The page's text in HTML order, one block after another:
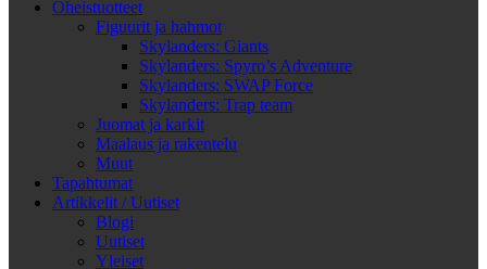
Oheistuotteet
Figuurit ja hahmot
Skylanders: Giants
Skylanders: Spyro’s Adventure
Skylanders: SWAP Force
Skylanders: Trap team
Juomat ja karkit
Maalaus ja rakentelu
Muut
Tapahtumat
Artikkelit / Uutiset
Blogi
Uutiset
Yleiset